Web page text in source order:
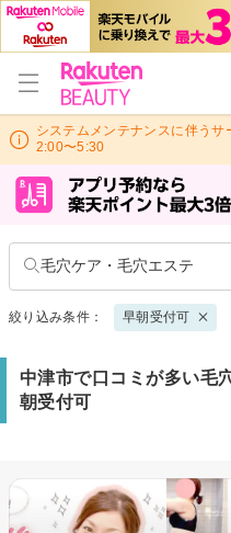
システムメンテナンスに伴う
2:00〜5:30
毛穴ケア・毛穴エステ
絞り込み条件： 早朝受付可
中津市で口コミが多い毛
朝受付可